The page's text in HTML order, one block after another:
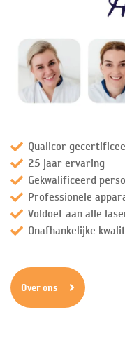
Qualicor
25 jaar ervaring
Gekwalificeerd
Professionele
Voldoet aan alle
Onafhankelijke
Over ons